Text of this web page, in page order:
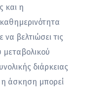
και η
βελτιώσει τις
μεταβολικού
διάρκειας
η άσκηση μπορεί